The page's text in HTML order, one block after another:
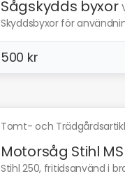
Sågskydds byxor
Skyddsbyxor för
500 kr
Tomt- och
Motorsåg Stihl
Stihl 250, fritidsanvänd i